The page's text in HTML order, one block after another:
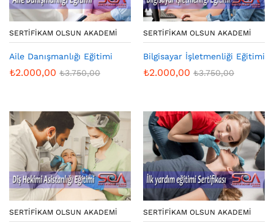
SERTIFIKAM OLSUN AKADEMI
Aile Danışmanlığı Eğitimi
₺2.000,00 ₺3.750,00
SERTIFIKAM OLSUN AKADEMI
Bilgisayar İşletmenliği Eğitimi
₺2.000,00 ₺3.750,00
SERTIFIKAM OLSUN AKADEMI SERTIFIKAM OLSUN AKADEMI